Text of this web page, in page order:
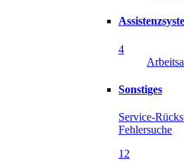
4
Sonstiges
Service-
Fehlersuche
12